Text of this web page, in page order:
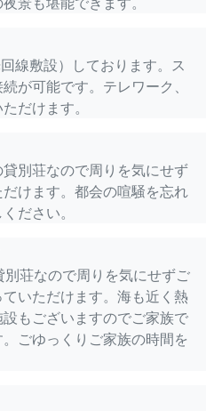
線敷設）しております。ス
が可能です。テレワーク、
だけます。
別荘なので周りを気にせず
けます。都会の喧騒を忘れ
ださい。
荘なので周りを気にせずご
いただけます。海も近く熱
もございますのでご家族で
ごゆっくりご家族の時間を